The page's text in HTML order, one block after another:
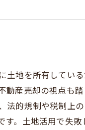
地を所有してい
産売却の視点も
的規制や税制上
。土地活用で失